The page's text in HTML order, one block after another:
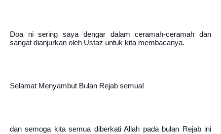
Doa ni sering saya dengar dalam ceramah-ceramah dan
sangat dianjurkan oleh Ustaz untuk kita membacanya.
Selamat Menyambut Bulan Rejab semua!
dan semoga kita semua diberkati Allah pada bulan Rejab ini